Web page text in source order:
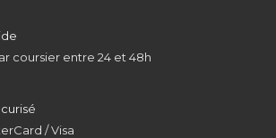
coursier entre 24 et 48h
/ Visa